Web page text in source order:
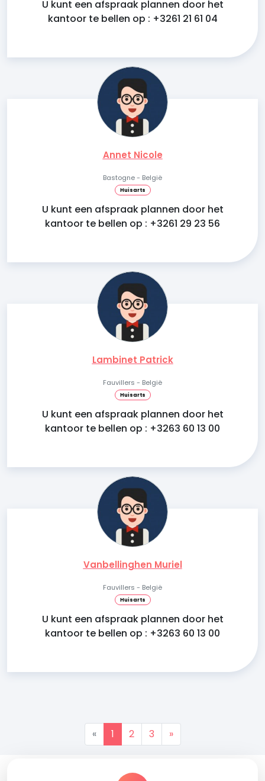
U kunt een afspraak plannen door het
kantoor te bellen op : +3261 21 61 04
Annet Nicole
Bastogne - België
Huisarts
U kunt een afspraak plannen door het
kantoor te bellen op : +3261 29 23 56
Lambinet Patrick
Fauvillers - België
Huisarts
U kunt een afspraak plannen door het
kantoor te bellen op : +3263 60 13 00
Vanbellinghen Muriel
Fauvillers - België
Huisarts
U kunt een afspraak plannen door het
kantoor te bellen op : +3263 60 13 00
« 1 2 3 »